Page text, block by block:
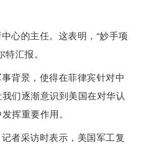
心的主任。这表明，“妙手项
汇报。
背景，使得在菲律宾针对中
们逐渐意识到美国在对华认
挥重要作用。
者采访时表示，美国军工复